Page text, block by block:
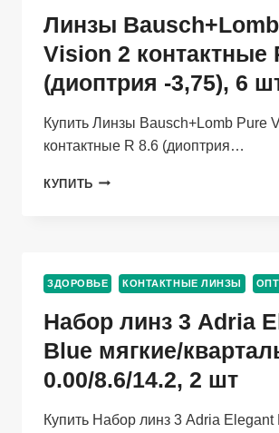
(ДИОПТРИЯ
-3,75),
30
ШТ
Линзы
Vision 2 контактные
(диоптрия -3,75), 6
Купить Линзы Bausch+Lomb Pure
контактные R 8.6 (диоптрия…
КУПИТЬ ЛИНЗЫ
R
(ДИОПТРИЯ
-3,75),
6
ШТ
ЗДОРОВЬЕ КОНТАКТНЫЕ ЛИНЗЫ
Набор линз 3 Adria
Blue мягкие/
0.00/8.6/14.2, 2 шт
Купить Набор линз 3 Adria Elegant